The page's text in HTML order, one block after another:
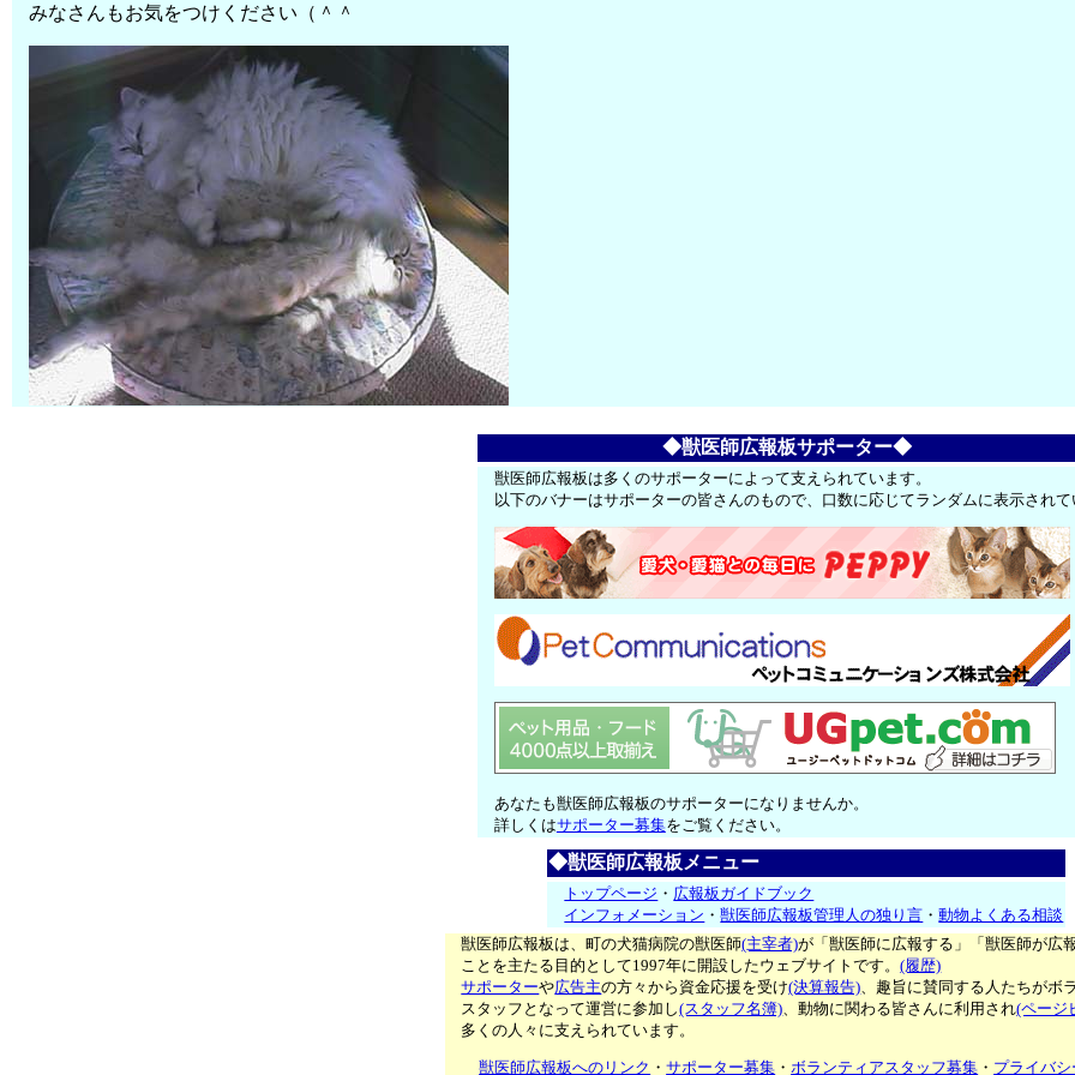
みなさんもお気をつけください（＾＾
◆獣医師広報板サポーター◆
獣医師広報板は多くのサポーターによって支えられています。
以下のバナーはサポーターの皆さんのもので、口数に応じてランダムに表示され
あなたも獣医師広報板のサポーターになりませんか。
詳しくはサポーター募集をご覧ください。
◆獣医師広報板メニュー
トップページ ・ 広報板ガイドブック
インフォメーション ・獣医師広報板管理人の独り言 ・動物よくある相談
獣医師広報板は、町の犬猫病院の獣医師(主宰者)が「獣医師に広報する」「獣医師が広
ことを主たる目的として1997年に開設したウェブサイトです。(履歴)
サポーターや広告主の方々から資金応援を受け(決算報告)、趣旨に賛同する人たちがボ
スタッフとなって運営に参加し(スタッフ名簿)、動物に関わる皆さんに利用され(ページ
多くの人々に支えられています。
獣医師広報板へのリンク ・サポーター募集 ・ボランティアスタッフ募集 ・ プライバ